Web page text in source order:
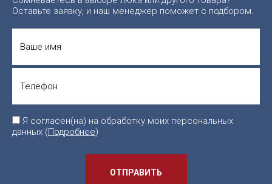
Оставьте заявку, и наш менеджер поможет с подбором.
Я согласен(на) на обработку моих персональных
данных (Подробнее)
ОТПРАВИТЬ